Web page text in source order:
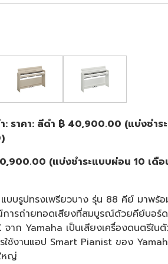
: ราคา: สีดำ ฿ 40,900.00 (แบ่งชำร
(แบ่งชำระแบบผ่อน 10 เดือ
แบบรูปทรงเพรียวบาง รุ่น 88 คีย์ มาพร้
ารถ่ายทอดเสียงที่สมบูรณ์ด้วยคีย์บอร์ด
จาก Yamaha เป็นเสียงเครื่องดนตรีใ
ใช้งานแอป Smart Pianist ของ
หญ่